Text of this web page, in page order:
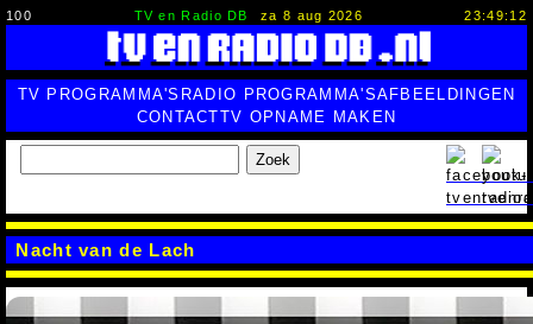
100 TV en Radio DB za 8 aug 2026 23:49:12
TV PROGRAMMA'S RADIO PROGRAMMA'SAFBEELDINGEN
CONTACTTV OPNAME MAKEN
Zoek
Nacht van de Lach